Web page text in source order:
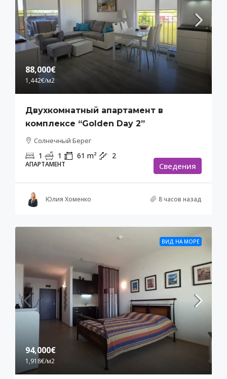
88,000€
1,442€/м2
Двухкомнатный апартамент в
комплексе “Golden Day 2”
Солнечный Берег
1 1 61 m² 2
АПАРТАМЕНТ Cведения
Юлия Хоменко 8 часов назад
ВИД НА МОРЕ
94,000€
1,918€/м2